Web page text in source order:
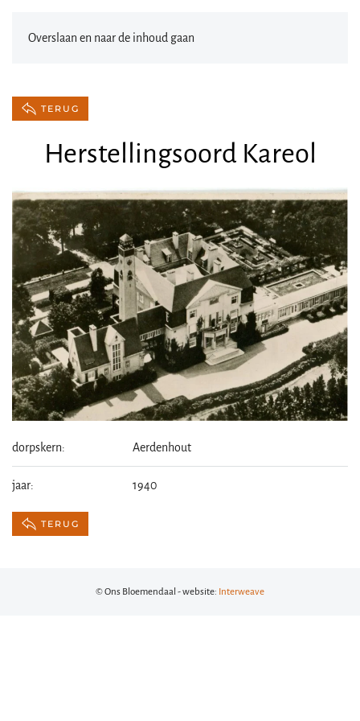
Overslaan en naar de inhoud gaan
TERUG
Herstellingsoord Kareol
dorpskern: Aerdenhout
jaar: 1940
TERUG
© Ons Bloemendaal - website: Interweave